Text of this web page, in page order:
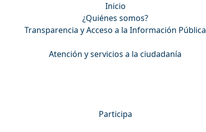
Inicio
¿Quiénes somos?
Transparencia y Acceso a la Información Pública
Atención y servicios a la ciudadanía
Participa